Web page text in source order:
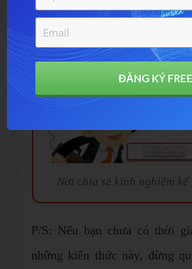
Nơi chia sẻ kinh nghiệm
P/S: Nếu bạn chưa có thời
những kiến thức này, đừng
ĐẲNG KÝ FREE